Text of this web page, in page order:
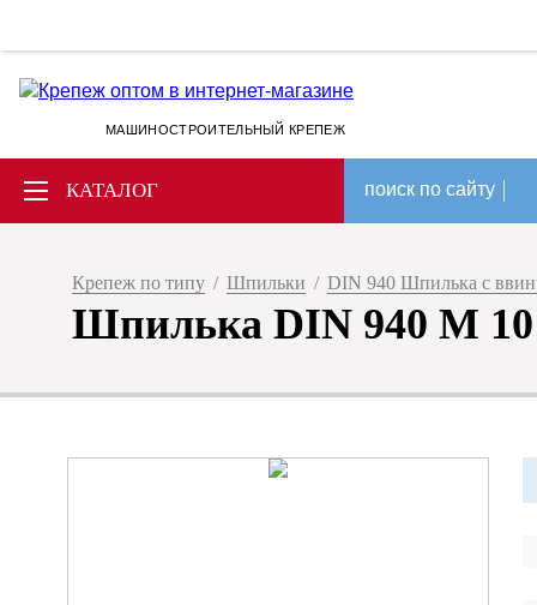
МАШИНОСТРОИТЕЛЬНЫЙ КРЕПЕЖ
КАТАЛОГ поиск по сайту
Крепеж по типу / Шпильки / DIN 940 Шпилька с
Шпилька DIN 940 М 10